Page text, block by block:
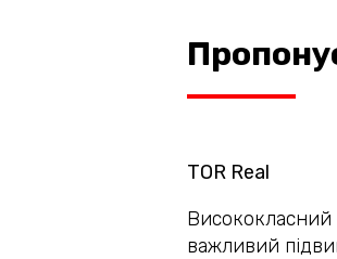
ТОR Real
Висококласний
важливий